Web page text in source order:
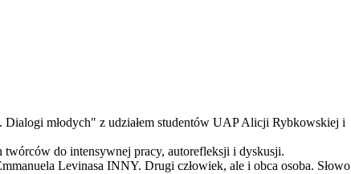
młodych" z udziałem studentów UAP Alicji Rybkowskiej i
do intensywnej pracy, autorefleksji i dyskusji.
Levinasa INNY. Drugi człowiek, ale i obca osoba. Słowo